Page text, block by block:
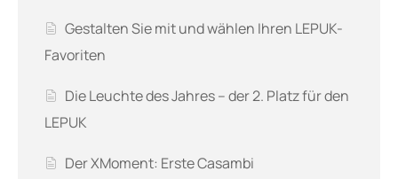
Gestalten Sie mit und wählen Ihren LEPUK-
Favoriten
Die Leuchte des Jahres – der 2. Platz für den
LEPUK
Der XMoment: Erste Casambi